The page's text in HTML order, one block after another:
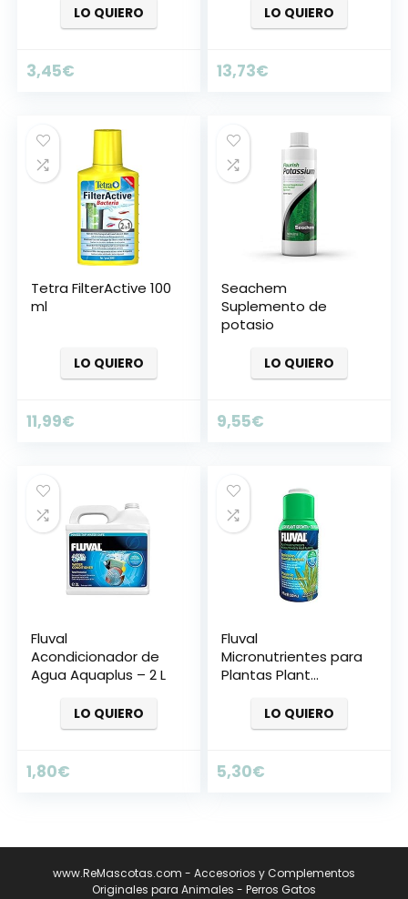
LO QUIERO
3,45€
mm con Ventosa
Amapola
LO QUIERO
13,73€
Tetra FilterActive 100
ml
LO QUIERO
11,99€
Seachem
Suplemento de
potasio
LO QUIERO
9,55€
Fluval
Acondicionador de
Agua Aquaplus – 2 L
LO QUIERO
1,80€
Fluval
Micronutrientes para
Plantas Plant
LO QUIERO
5,30€
www.ReMascotas.com - Accesorios y Complementos
Originales para Animales - Perros Gatos